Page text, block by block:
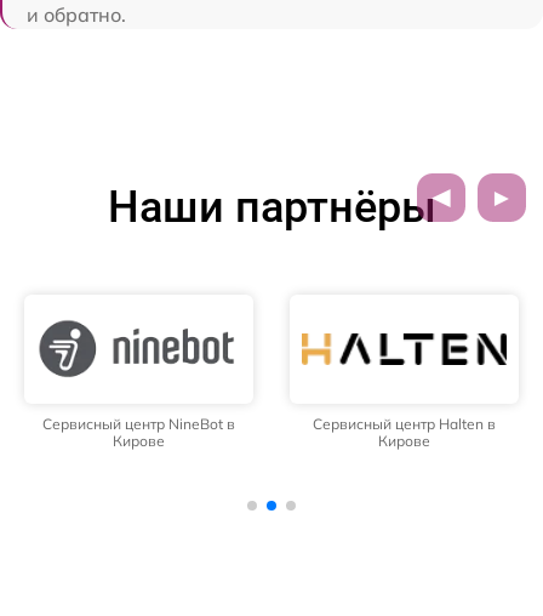
и обратно.
Наши партнёры
Сервисный центр NineBot в
Кирове
Сервисный центр Halten в
Кирове